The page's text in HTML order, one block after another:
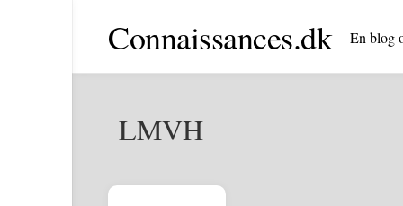
Connaissances.dk En blog
LMVH